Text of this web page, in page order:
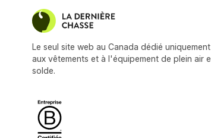
Le seul site web au Canada dédié uniquement
aux vêtements et à l'équipement de plein air
solde.